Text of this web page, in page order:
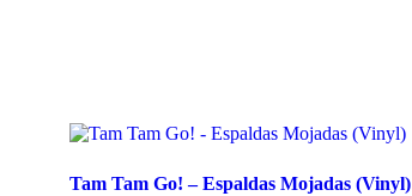
Tam Tam Go! – Espaldas Mojadas (Vinyl)